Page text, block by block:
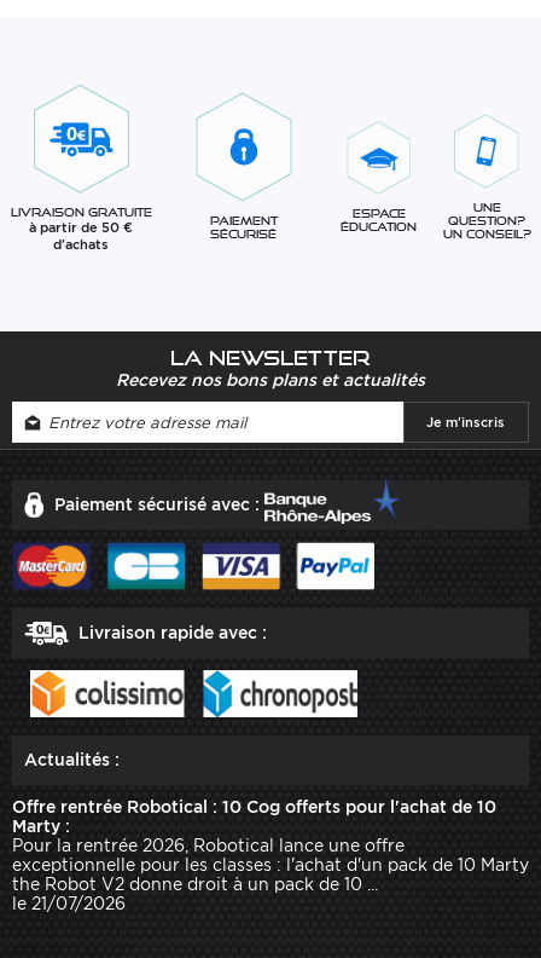
Livraison gratuite
à partir de 50 €
d'achats
Paiement
sécurisé
Espace
éducation
Une
question?
Un conseil?
La newsletter
Recevez nos bons plans et actualités
Paiement sécurisé avec :
Livraison rapide avec :
Actualités :
Offre rentrée Robotical : 10 Cog offerts pour l'achat de 10
Marty :
Pour la rentrée 2026, Robotical lance une offre
exceptionnelle pour les classes : l'achat d'un pack de 10 Marty
the Robot V2 donne droit à un pack de 10 ...
le 21/07/2026